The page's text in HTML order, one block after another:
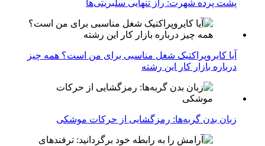
پشت پرده شهرت: راز تنهایی سلبریتی‌ها
آیا کایروپراکتیک شغل مناسبی برای من است؟ همه چیز
درباره بازار کار این رشته
زبان بدن گربه‌ها: رمزگشایی از حرکات موشکی